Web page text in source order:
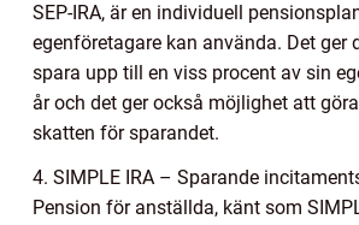
SEP-IRA, är en individuell
egenföretagare kan använda. Det ger
spara upp till en viss procent av sin
år och det ger också möjlighet att
skatten för sparandet.
4. SIMPLE IRA – Sparande
Pension för anställda, känt som